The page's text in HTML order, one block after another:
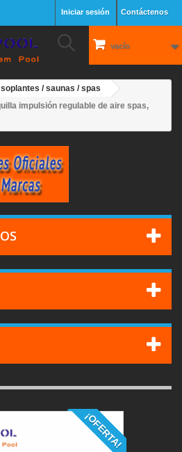
Contáctenos
Iniciar sesión
vacío
/ saunas / spas
impulsión regulable de aire spas,
¡OFERTA!